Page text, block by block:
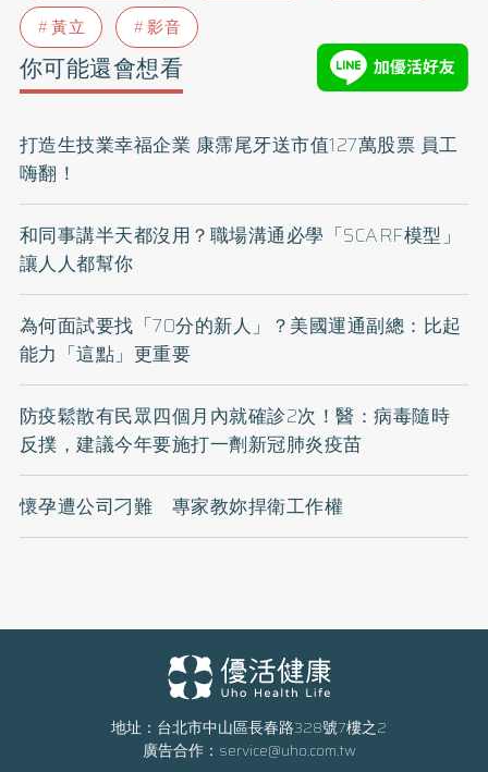
黃立
影音
你可能還會想看
打造生技業幸福企業 康霈尾牙送市值127萬股票 員工
嗨翻！
和同事講半天都沒用？職場溝通必學「SCARF模型」
讓人人都幫你
為何面試要找「70分的新人」？美國運通副總：比起
能力「這點」更重要
防疫鬆散有民眾四個月內就確診2次！醫：病毒隨時
反撲，建議今年要施打一劑新冠肺炎疫苗
懷孕遭公司刁難 專家教妳捍衛工作權
地址：台北市中山區長春路328號7樓之2
廣告合作： service@uho.com.tw